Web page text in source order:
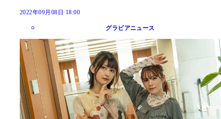
2022年09月08日 18:00
グラビアニュース